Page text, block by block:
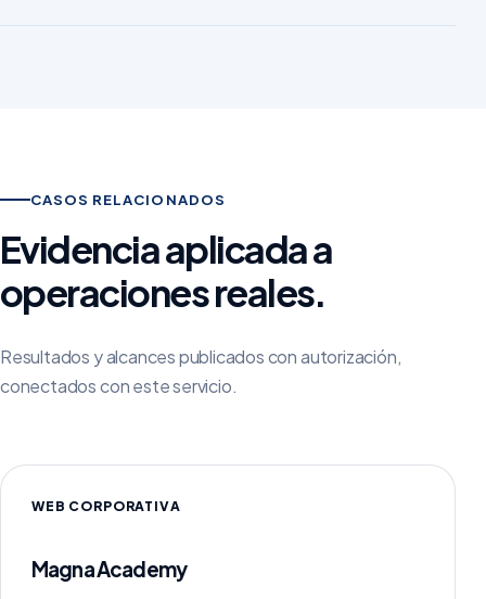
CASOS RELACIONADOS
Evidencia aplicada a
operaciones reales.
Resultados y alcances publicados con autorización,
conectados con este servicio.
WEB CORPORATIVA
Magna Academy